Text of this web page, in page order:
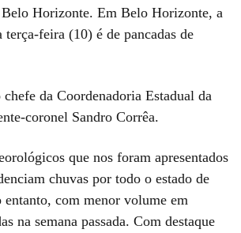
Horizonte. Em Belo Horizonte, a
terça-feira (10) é de pancadas de
da Coordenadoria Estadual da
coronel Sandro Corrêa.
que nos foram apresentados
chuvas por todo o estado de
com menor volume em
na semana passada. Com destaque